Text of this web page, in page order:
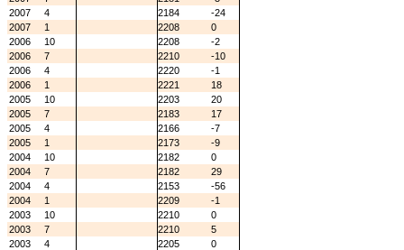
2007
4 2184
-24
2007
1 2208
0
2006
10 2208
-2
2006
7 2210
-10
2006
4 2220
-1
2006
1 2221
18
2005
10 2203
20
2005
7 2183
17
2005
4 2166
-7
2005
1 2173
-9
2004
10 2182
0
2004
7 2182
29
2004
4 2153
-56
2004
1 2209
-1
2003
10 2210
0
2003
7 2210
5
2003
4 2205
0